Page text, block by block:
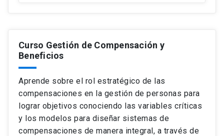
Curso Gestión de Compensación y
Beneficios
Aprende sobre el rol estratégico de las
compensaciones en la gestión de personas para
lograr objetivos conociendo las variables críticas
y los modelos para diseñar sistemas de
compensaciones de manera integral, a través de